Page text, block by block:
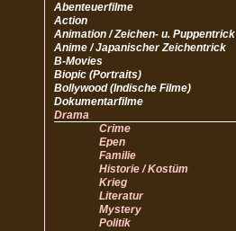
Abenteuerfilme
Action
Animation / Zeichen- u. Puppentrick
Anime / Japanischer Zeichentrick
B-Movies
Biopic (Portraits)
Bollywood (Indische Filme)
Dokumentarfilme
Drama
Crime
Epen
Familie
Historie / Kostüm
Krieg
Literatur
Mystery
Politik